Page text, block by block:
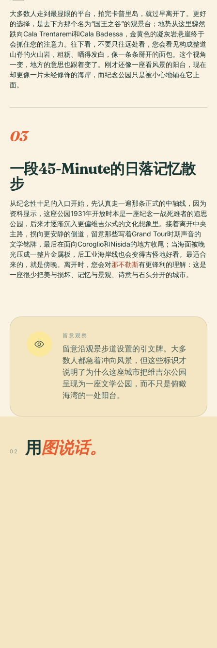
大多数人走到最显眼的平台，拍完卡普里岛，就过早离开了。更好
的选择，是去下方那个名为“国王之谷”的观景台；地势从这里骤然
跌向Cala Trentaremi和Cala Badessa，金黄色的凝灰岩悬崖终于
会抓住您的注意力。往下看，不要只往远处看，您会看见构成整道
山脊的火山岩，粗粝、晒得发白，像一条条掰开的面包。这个视角
一变，地方的意思也跟着变了。刚才还像一座看风景的阳台，现在
却更像一片未经修饰的海岸，而纪念公园只是被小心地铺在它上
面。
03
一段45-Minute的日落记忆散
步
从纪念性十足的入口开始，先认真走一遍那条正式的中轴线，因为
资料显示，这座公园1931年开放时本是一座纪念一战死难者的追思
公园，后来才逐渐沉入更偏维吉尔式的文化想象里。接着离开中央
主路，拐向更安静的侧道，留意那些写着Grand Tour时期声音的
文学铭牌，最后在面向Coroglio和Nisida的地方收尾；当海面被晚
光压成一整片金属板，后工业海岸线也会变得古怪地好看。最适合
来的，就是傍晚。离开时，您会对那不勒斯有更锋利的理解：这是
一座很少把美与损坏、记忆与景观、诗意与石头分开的城市。
留意观察
留意沿观景步道设置的引文牌。大多
数人都急着冲向风景，但这些标识才
说明了为什么这座城市把维吉尔公园
呈现为一座文学公园，而不只是俯瞰
海湾的一处阳台。
02 用图说话。